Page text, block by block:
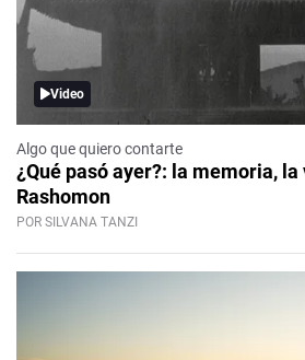
Video
Algo que quiero contarte
¿Qué pasó ayer?: la memoria,
Rashomon
POR SILVANA TANZI